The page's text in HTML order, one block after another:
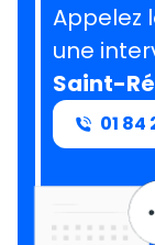
Appelez
une
Saint-
01 84